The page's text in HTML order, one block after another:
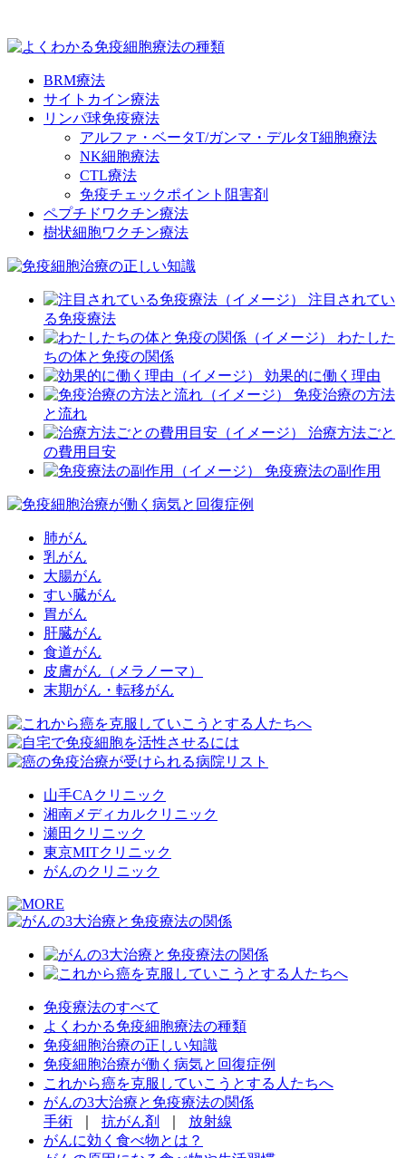
BRM療法
サイトカイン療法
リンパ球免疫療法
アルファ・ベータT/ガンマ・デルタT細胞療法
NK細胞療法
CTL療法
免疫チェックポイント阻害剤
ペプチドワクチン療法
樹状細胞ワクチン療法
注目されてい
る免疫療法
わたした
ちの体と免疫の関係
効果的に働く理由
免疫治療の方法
と流れ
治療方法ごと
の費用目安
免疫療法の副作用
肺がん
乳がん
大腸がん
すい臓がん
胃がん
肝臓がん
食道がん
皮膚がん（メラノーマ）
末期がん・転移がん
山手CAクリニック
湘南メディカルクリニック
瀬田クリニック
東京MITクリニック
がんのクリニック
免疫療法のすべて
よくわかる免疫細胞療法の種類
免疫細胞治療の正しい知識
免疫細胞治療が働く病気と回復症例
これから癌を克服していこうとする人たちへ
がんの3大治療と免疫療法の関係
手術
抗がん剤
放射線
がんに効く食べ物とは？